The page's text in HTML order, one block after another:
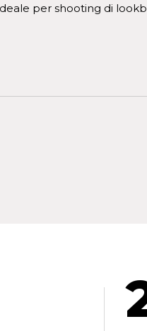
per shooting di